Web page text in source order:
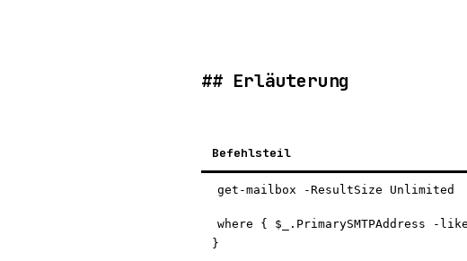
Erläuterung
Befehlsteil
get-mailbox -ResultSize Unlimited
where { $_.PrimarySMTPAddress -
}